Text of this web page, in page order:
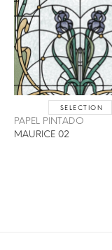
SELECTION
PAPEL PINTADO
MAURICE 02